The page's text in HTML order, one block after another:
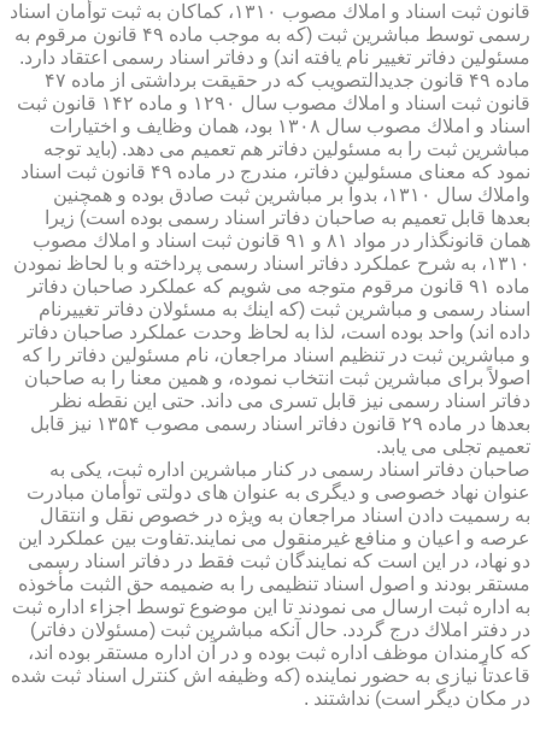
قانون ثبت اسناد و املاك مصوب ۱۳۱۰، كماكان به ثبت توأمان اسناد
رسمی توسط مباشرین ثبت (كه به موجب ماده ۴۹ قانون مرقوم به
مسئولین دفاتر تغییر نام یافته اند) و دفاتر اسناد رسمی اعتقاد دارد.
ماده ۴۹ قانون جدیدالتصویب كه در حقیقت برداشتی از ماده ۴۷
قانون ثبت اسناد و املاك مصوب سال ۱۲۹۰ و ماده ۱۴۲ قانون ثبت
اسناد و املاك مصوب سال ۱۳۰۸ بود، همان وظایف و اختیارات
مباشرین ثبت را به مسئولین دفاتر هم تعمیم می دهد. (باید توجه
نمود كه معنای مسئولین دفاتر، مندرج در ماده ۴۹ قانون ثبت اسناد
واملاك سال ۱۳۱۰، بدواً بر مباشرین ثبت صادق بوده و همچنین
بعدها قابل تعمیم به صاحبان دفاتر اسناد رسمی بوده است) زیرا
همان قانونگذار در مواد ۸۱ و ۹۱ قانون ثبت اسناد و املاك مصوب
۱۳۱۰، به شرح عملكرد دفاتر اسناد رسمی پرداخته و با لحاظ نمودن
ماده ۹۱ قانون مرقوم متوجه می شویم كه عملكرد صاحبان دفاتر
اسناد رسمی و مباشرین ثبت (كه اینك به مسئولان دفاتر تغییرنام
داده اند) واحد بوده است، لذا به لحاظ وحدت عملكرد صاحبان دفاتر
و مباشرین ثبت در تنظیم اسناد مراجعان، نام مسئولین دفاتر را كه
اصولاً برای مباشرین ثبت انتخاب نموده، و همین معنا را به صاحبان
دفاتر اسناد رسمی نیز قابل تسری می داند. حتی این نقطه نظر
بعدها در ماده ۲۹ قانون دفاتر اسناد رسمی مصوب ۱۳۵۴ نیز قابل
تعمیم تجلی می یابد.
صاحبان دفاتر اسناد رسمی در كنار مباشرین اداره ثبت، یكی به
عنوان نهاد خصوصی و دیگری به عنوان های دولتی توأمان مبادرت
به رسمیت دادن اسناد مراجعان به ویژه در خصوص نقل و انتقال
عرصه و اعیان و منافع غیرمنقول می نمایند.تفاوت بین عملكرد این
دو نهاد، در این است كه نمایندگان ثبت فقط در دفاتر اسناد رسمی
مستقر بودند و اصول اسناد تنظیمی را به ضمیمه حق الثبت مأخوذه
به اداره ثبت ارسال می نمودند تا این موضوع توسط اجزاء اداره ثبت
در دفتر املاك درج گردد. حال آنكه مباشرین ثبت (مسئولان دفاتر)
كه كارمندان موظف اداره ثبت بوده و در آن اداره مستقر بوده اند،
قاعدتاً نیازی به حضور نماینده (كه وظیفه اش كنترل اسناد ثبت شده
در مكان دیگر است) نداشتند .